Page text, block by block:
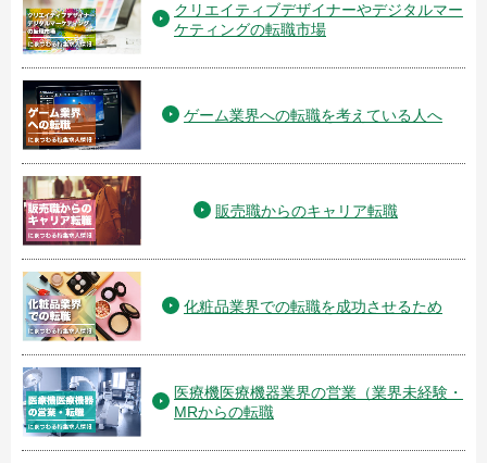
クリエイティブデザイナーやデジタルマー
ケティングの転職市場
ゲーム業界への転職を考えている人へ
販売職からのキャリア転職
化粧品業界での転職を成功させるため
医療機医療機器業界の営業（業界未経験・
MRからの転職